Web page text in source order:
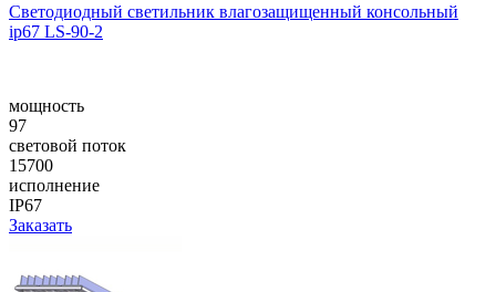
Cветодиодный светильник влагозащищенный консольный
ip67 LS-90-2
мощность
97
световой поток
15700
исполнение
IP67
Заказать